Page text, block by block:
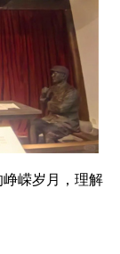
嵘岁月，理解